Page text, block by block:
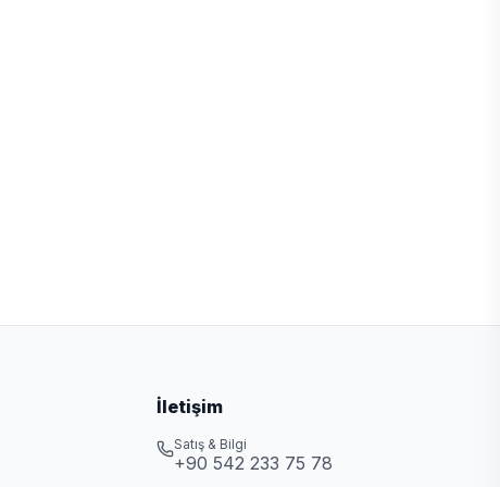
İletişim
Satış & Bilgi
+90 542 233 75 78